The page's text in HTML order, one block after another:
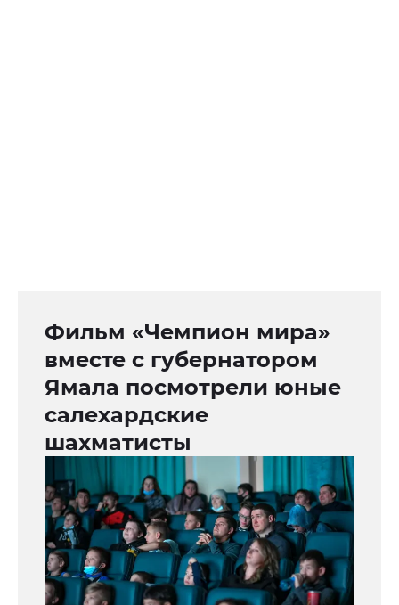
Фильм «Чемпион мира»
вместе с губернатором
Ямала посмотрели юные
салехардские
шахматисты